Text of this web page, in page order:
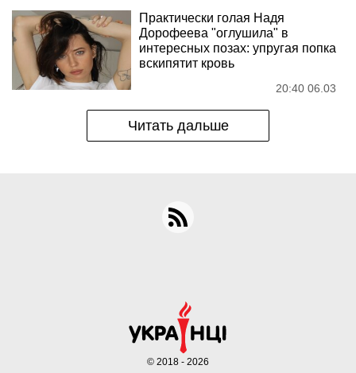
Практически голая Надя
Дорофеева "оглушила" в
интересных позах: упругая попка
вскипятит кровь
20:40 06.03
Читать дальше
© 2018 - 2026